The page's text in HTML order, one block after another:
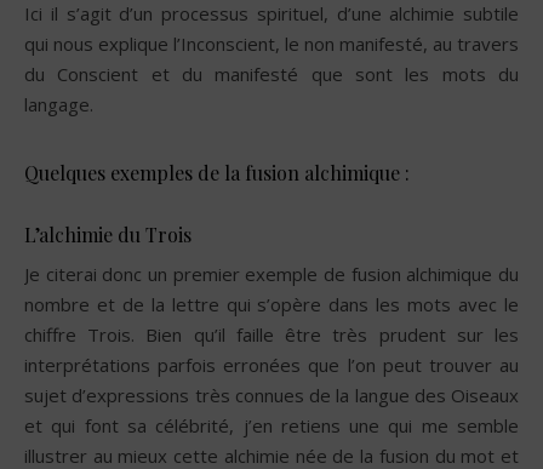
Ici il s’agit d’un processus spirituel, d’une alchimie subtile
qui nous explique l’Inconscient, le non manifesté, au travers
du Conscient et du manifesté que sont les mots du
langage.
Quelques exemples de la fusion alchimique :
L’alchimie du Trois
Je citerai donc un premier exemple de fusion alchimique du
nombre et de la lettre qui s’opère dans les mots avec le
chiffre Trois. Bien qu’il faille être très prudent sur les
interprétations parfois erronées que l’on peut trouver au
sujet d’expressions très connues de la langue des Oiseaux
et qui font sa célébrité, j’en retiens une qui me semble
illustrer au mieux cette alchimie née de la fusion du mot et